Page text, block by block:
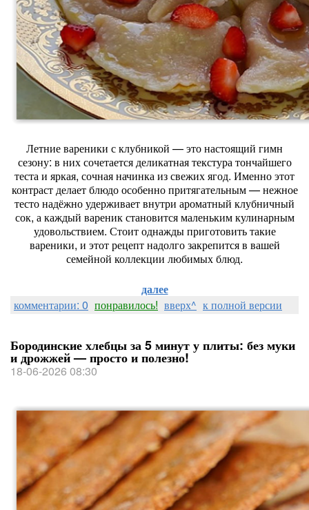
Летниевареники склубникой — этонастоящий гимн
сезону: в нихсочетаетсяделикатнаятекстуратончайшего
тестаи яркая, сочнаяначинкаизсвежихягод. Именноэтот
контрастделаетблюдоособеннопритягательным— нежное
тестонадёжноудерживаетвнутри ароматный клубничный
сок, акаждый вареникстановитсямаленькимкулинарным
удовольствием. Стоитоднаждыприготовитьтакие
вареники, и этотрецептнадолгозакрепитсяв вашей
семейной коллекции любимыхблюд.
далее
комментарии: 0 понравилось! вверх^ к полной версии
Бородинские хлебцы за 5 минут у плиты: без муки
и дрожжей — просто и полезно!
18-06-2026 08:30